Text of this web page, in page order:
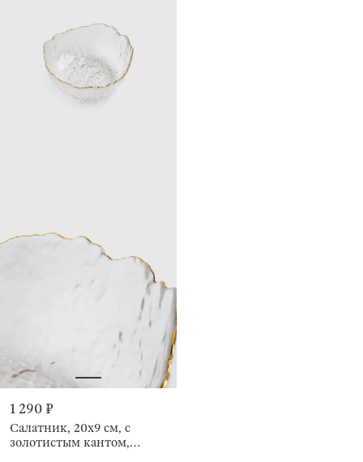
1 290 ₽
Салатник, 20х9 см, с
золотистым кантом,